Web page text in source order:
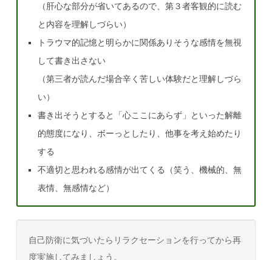
（肝心な部分が省いてあるので、第３者客観的に読む
と内容を理解しづらい）
トラウマ的記憶と明らかに関係ありそうな感情を無視
して書き出さない
（第三者が読んだ場合辛く苦しい体験だと理解しづら
い）
書き出そうとすると「心ここにあらず」といった解離
的態度になり、ボーっとしたり、他事を考え始めたり
する
不適切と思われる感情が出てくる（笑う、機械的、無
表情、無感情など）
自己防衛に気づいたらリラクセーションを行ってから再
度実施してみましょう。